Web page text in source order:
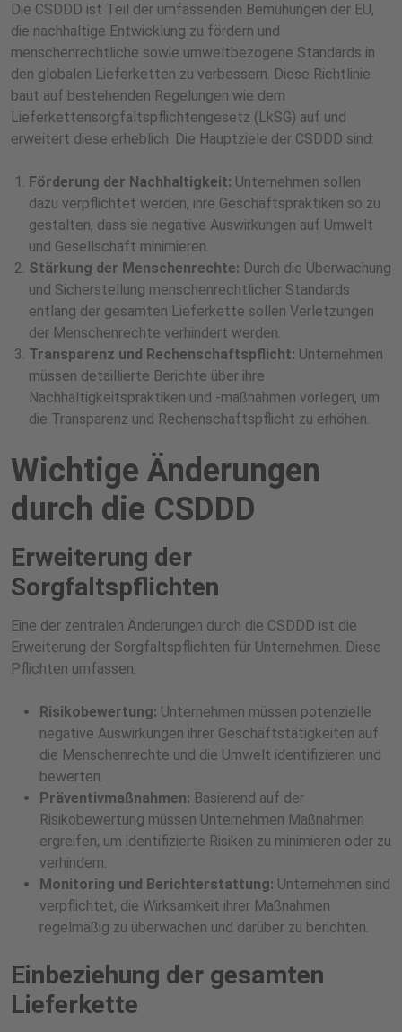
Die CSDDD ist Teil der umfassenden Bemühungen der EU,
die nachhaltige Entwicklung zu fördern und
menschenrechtliche sowie umweltbezogene Standards in
den globalen Lieferketten zu verbessern. Diese Richtlinie
baut auf bestehenden Regelungen wie dem
Lieferkettensorgfaltspflichtengesetz (LkSG) auf und
erweitert diese erheblich. Die Hauptziele der CSDDD sind:
Förderung der Nachhaltigkeit: Unternehmen sollen
dazu verpflichtet werden, ihre Geschäftspraktiken so zu
gestalten, dass sie negative Auswirkungen auf Umwelt
und Gesellschaft minimieren.
Stärkung der Menschenrechte: Durch die Überwachung
und Sicherstellung menschenrechtlicher Standards
entlang der gesamten Lieferkette sollen Verletzungen
der Menschenrechte verhindert werden.
Transparenz und Rechenschaftspflicht: Unternehmen
müssen detaillierte Berichte über ihre
Nachhaltigkeitspraktiken und -maßnahmen vorlegen, um
die Transparenz und Rechenschaftspflicht zu erhöhen.
Wichtige Änderungen
durch die CSDDD
Erweiterung der
Sorgfaltspflichten
Eine der zentralen Änderungen durch die CSDDD ist die
Erweiterung der Sorgfaltspflichten für Unternehmen. Diese
Pflichten umfassen:
Risikobewertung: Unternehmen müssen potenzielle
negative Auswirkungen ihrer Geschäftstätigkeiten auf
die Menschenrechte und die Umwelt identifizieren und
bewerten.
Präventivmaßnahmen: Basierend auf der
Risikobewertung müssen Unternehmen Maßnahmen
ergreifen, um identifizierte Risiken zu minimieren oder zu
verhindern.
Monitoring und Berichterstattung: Unternehmen sind
verpflichtet, die Wirksamkeit ihrer Maßnahmen
regelmäßig zu überwachen und darüber zu berichten.
Einbeziehung der gesamten
Lieferkette